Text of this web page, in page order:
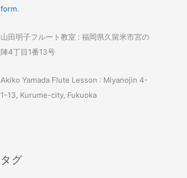
form.
山田明子フルート教室 : 福岡県久留米市宮の
陣4丁目1番13号
Akiko Yamada Flute Lesson : Miyanojin 4-
1-13, Kurume-city, Fukuoka
タグ